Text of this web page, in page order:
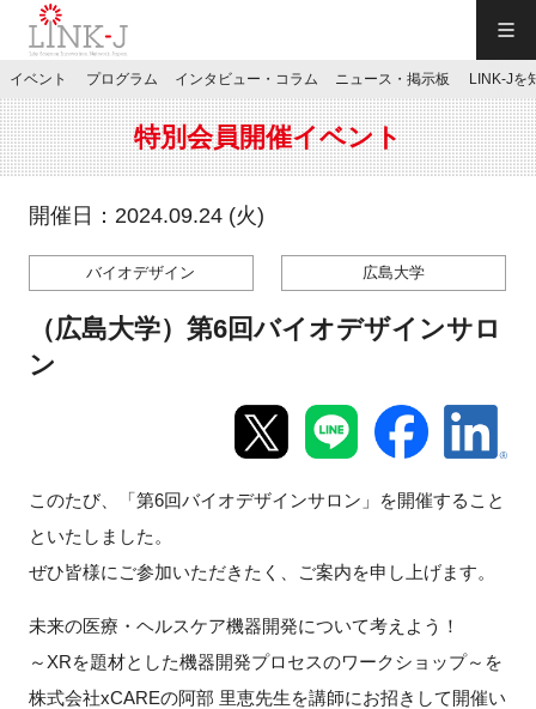
JP／EN
特別会員専用メニュー
施設ご予約
マイページ
新規登録
イベント プログラム インタビュー・コラム ニュース・掲示板 LINK-Jを
特別会員開催イベント
開催日：2024.09.24 (火)
バイオデザイン 広島大学
（広島大学）第6回バイオデザインサロ
ン
このたび、「第6回バイオデザインサロン」を開催すること
といたしました。
ぜひ皆様にご参加いただきたく、ご案内を申し上げます。
未来の医療・ヘルスケア機器開発について考えよう！
～XRを題材とした機器開発プロセスのワークショップ～を
株式会社xCAREの阿部 里恵先生を講師にお招きして開催い